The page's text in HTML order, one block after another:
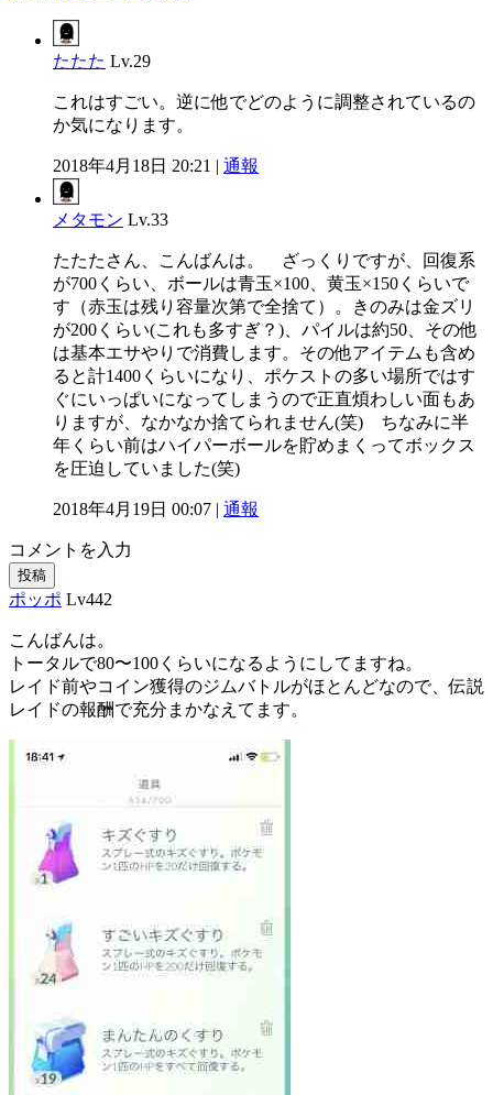
たたた Lv.29
これはすごい。逆に他でどのように調整されているの
か気になります。
2018年4月18日 20:21 | 通報
メタモン Lv.33
たたたさん、こんばんは。 ざっくりですが、回復系
が700くらい、ボールは青玉×100、黄玉×150くらいで
す（赤玉は残り容量次第で全捨て）。きのみは金ズリ
が200くらい(これも多すぎ？)、パイルは約50、その他
は基本エサやりで消費します。その他アイテムも含め
ると計1400くらいになり、ポケストの多い場所ではす
ぐにいっぱいになってしまうので正直煩わしい面もあ
りますが、なかなか捨てられません(笑) ちなみに半
年くらい前はハイパーボールを貯めまくってボックス
を圧迫していました(笑)
2018年4月19日 00:07 | 通報
コメントを入力
投稿
ポッポ Lv442
こんばんは。
トータルで80〜100くらいになるようにしてますね。
レイド前やコイン獲得のジムバトルがほとんどなので、伝説
レイドの報酬で充分まかなえてます。